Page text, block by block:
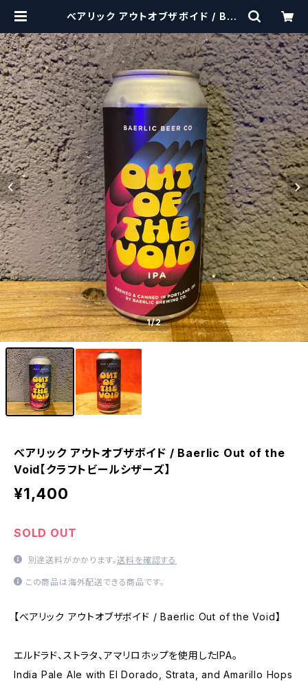
べアリック アウトオブザボイド / Bae
ルシザーズ】 | craftbeerscissor
s
1/2
べアリック アウトオブザボイド / Baerlic Out of the
Void【クラフトビールシザーズ】
¥1,400
SOLD OUT
別途送料がかかります。送料を確認する
この商品は海外配送できる商品です。
【べアリック アウトオブザボイド / Baerlic Out of the Void】
エルドラド、ストラタ、アマリロホップを使用したIPA。
India Pale Ale with El Dorado, Strata, and Amarillo Hops